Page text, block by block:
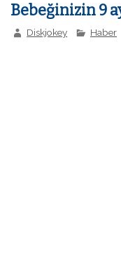
Bebeğinizin 9
Diskjokey Haber